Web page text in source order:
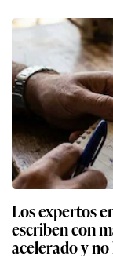
Los expertos
escriben con
acelerado y